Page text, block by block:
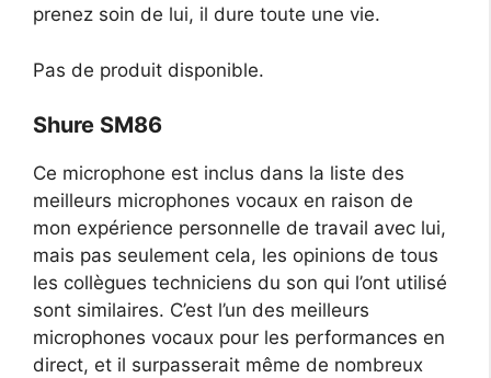
prenez soin de lui, il dure toute une vie.
Pas de produit disponible.
Shure SM86
Ce microphone est inclus dans la liste des
meilleurs microphones vocaux en raison de
mon expérience personnelle de travail avec lui,
mais pas seulement cela, les opinions de tous
les collègues techniciens du son qui l’ont utilisé
sont similaires. C’est l’un des meilleurs
microphones vocaux pour les performances en
direct, et il surpasserait même de nombreux